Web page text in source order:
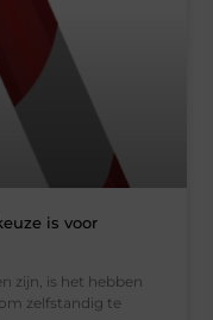
is voor
zijn, is het hebben
zelfstandig te